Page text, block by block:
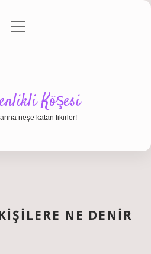
Politikası
menüyü
Köşesi
neşe katan fikirler!
NE DENIR